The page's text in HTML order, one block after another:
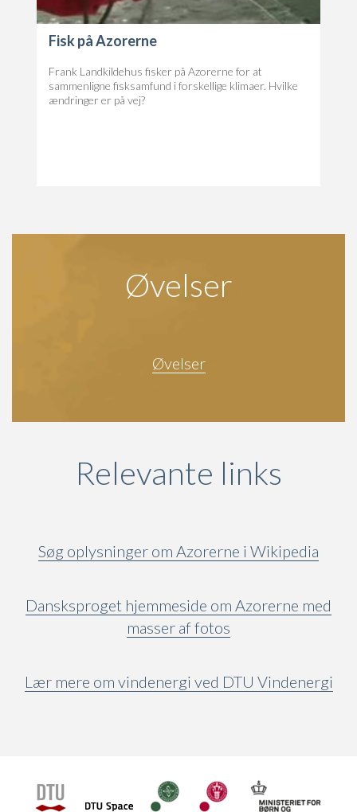
Fisk på Azorerne
Frank Landkildehus fisker på Azorerne for at
sammenligne fisksamfund i forskellige klimaer. Hvilke
ændringer er på vej?
Øvelser
Øvelser
Relevante links
Søg oplysninger om Azorerne i Wikipedia
Dansksproget hjemmeside om Azorerne med
masser af fotos
Lær mere om vindenergi ved DTU Vindenergi